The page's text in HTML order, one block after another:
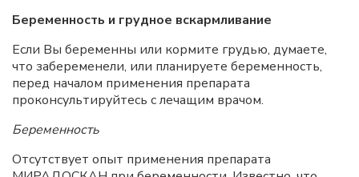
Беременность и грудное вскармливание
Если Вы беременны или кормите грудью, думаете,
что забеременели, или планируете беременность,
перед началом применения препарата
проконсультируйтесь с лечащим врачом.
Беременность
Отсутствует опыт применения препарата